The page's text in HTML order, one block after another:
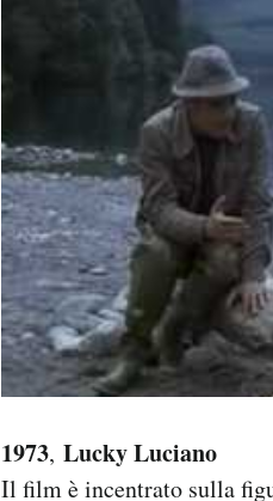
1973, Lucky Luciano
Il film è incentrato sulla